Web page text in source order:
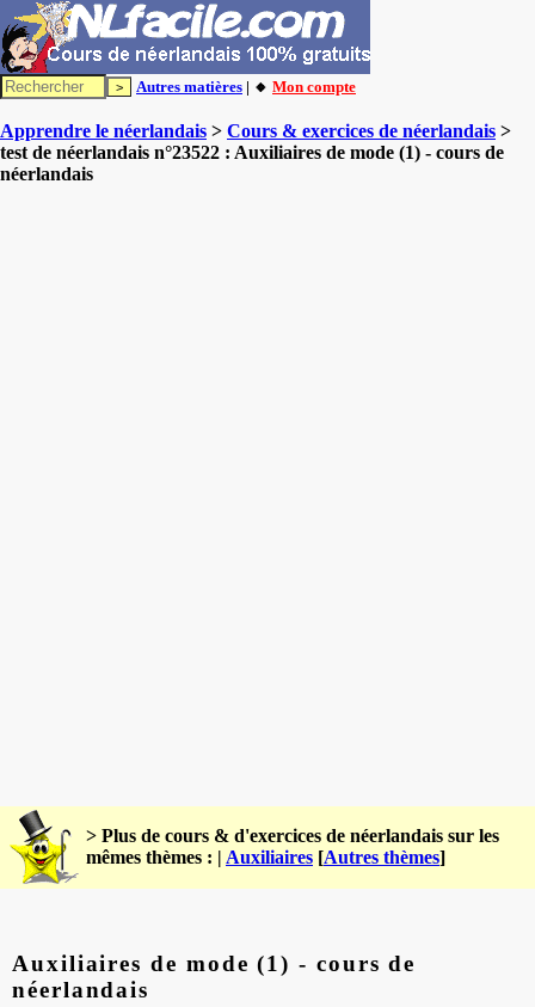
Autres matières | 🔸 Mon compte
Apprendre le néerlandais > Cours & exercices de néerlandais >
test de néerlandais n°23522 : Auxiliaires de mode (1) - cours de
néerlandais
> Plus de cours & d'exercices de néerlandais sur les
mêmes thèmes : | Auxiliaires [Autres thèmes]
Auxiliaires de mode (1) - cours de
néerlandais